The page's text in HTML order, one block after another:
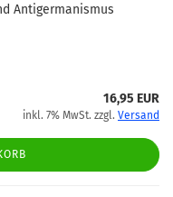
Antigermanismus
16,95 EUR
inkl. 7% MwSt. zzgl. Versand